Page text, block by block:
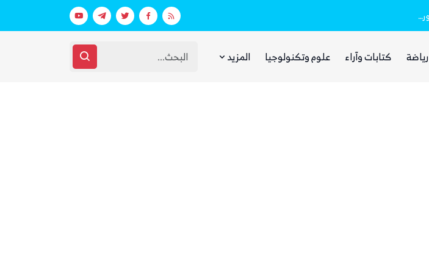
خفر السواحل والبحرية اليمنية ينقذان طاقم سفينة شحن هندية تعرضت لهجوم بزورق مفخخ بينما يجوع اليمنيون.. شبكات حوثية
رياضة كتابات وآراء علوم وتكنولوجيا المزيد